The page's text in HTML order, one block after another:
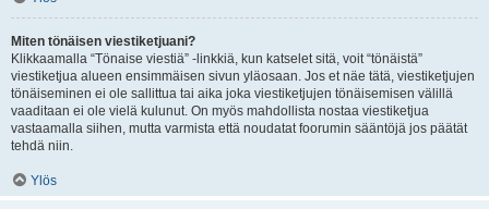
Miten tönäisen viestiketjuani?
Klikkaamalla “Tönaise viestiä” -linkkiä, kun katselet sitä, voit “tönäistä”
viestiketjua alueen ensimmäisen sivun yläosaan. Jos et näe tätä, viestiketjujen
tönäiseminen ei ole sallittua tai aika joka viestiketjujen tönäisemisen välillä
vaaditaan ei ole vielä kulunut. On myös mahdollista nostaa viestiketjua
vastaamalla siihen, mutta varmista että noudatat foorumin sääntöjä jos päätät
tehdä niin.
Ylös